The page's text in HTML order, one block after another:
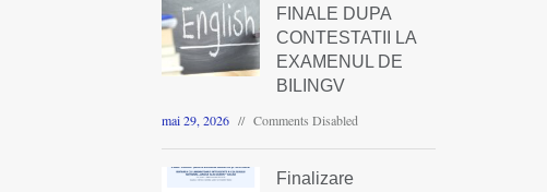
FINALE DUPA
CONTESTATII LA
EXAMENUL DE
BILINGV
mai 29, 2026 Comments Disabled
Finalizare